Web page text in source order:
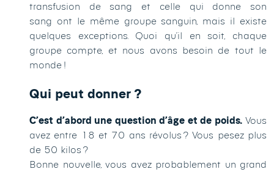
transfusion de sang et celle qui donne son
sang ont le même groupe sanguin, mais il existe
quelques exceptions. Quoi qu’il en soit, chaque
groupe compte, et nous avons besoin de tout le
monde !
Qui peut donner ?
C’est d’abord une question d’âge et de poids.Vous
avez entre 18 et 70 ans révolus ? Vous pesez plus
de 50 kilos ?
Bonne nouvelle, vous avez probablement un grand